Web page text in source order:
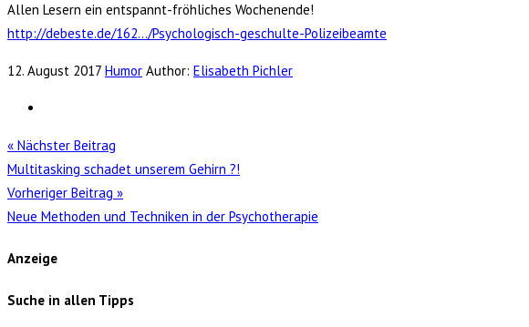
content
Allen Lesern ein entspannt-fröhliches Wochenende!
http://debeste.de/162…/Psychologisch-geschulte-Polizeibeamte
12. August 2017 Humor Author: Elisabeth Pichler
« Nächster Beitrag
Multitasking schadet unserem Gehirn ?!
Vorheriger Beitrag »
Neue Methoden und Techniken in der Psychotherapie
Anzeige
Suche in allen Tipps